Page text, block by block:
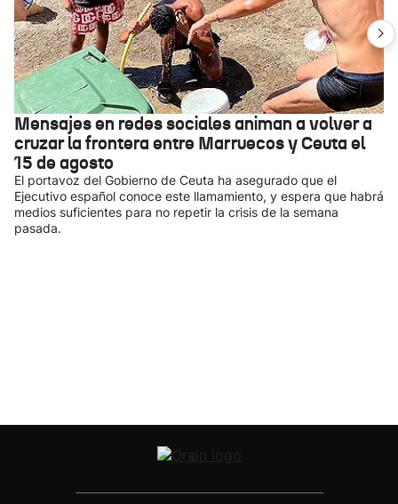
Mensajes en redes sociales animan a volver a
cruzar la frontera entre Marruecos y Ceuta el
15 de agosto
El portavoz del Gobierno de Ceuta ha asegurado que el
Ejecutivo español conoce este llamamiento, y espera que habrá
medios suficientes para no repetir la crisis de la semana
pasada.